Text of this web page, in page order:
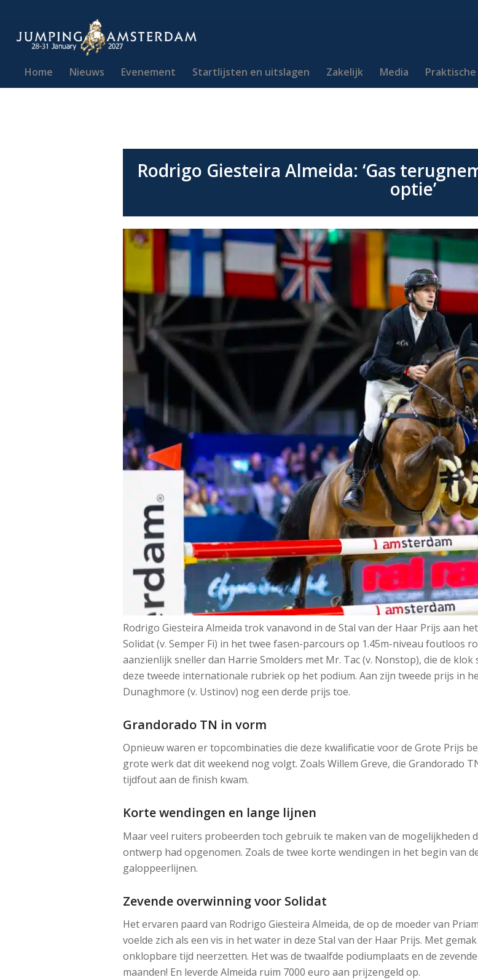
Home Nieuws Evenement Startlijsten en uitslagen Zakelijk Media
Rodrigo Giesteira Almeida: ‘Gas
optie’
Rodrigo Giesteira Almeida trok vanavond in de Stal van der Haar Prijs aan
Solidat (v. Semper Fi) in het twee fasen-parcours op 1.45m-niveau foutloos
aanzienlijk sneller dan Harrie Smolders met Mr. Tac (v. Nonstop), die de
deze tweede internationale rubriek op het podium. Aan zijn tweede prijs in
Dunaghmore (v. Ustinov) nog een derde prijs toe.
Grandorado TN in vorm
Opnieuw waren er topcombinaties die deze kwalificatie voor de Grote Prijs
grote werk dat dit weekend nog volgt. Zoals Willem Greve, die Grandorado
tijdfout aan de finish kwam.
Korte wendingen en lange lijnen
Maar veel ruiters probeerden toch gebruik te maken van de mogelijkheden
ontwerp had opgenomen. Zoals de twee korte wendingen in het begin van
galoppeerlijnen.
Zevende overwinning voor Solidat
Het ervaren paard van Rodrigo Giesteira Almeida, de op de moeder van
voelde zich als een vis in het water in deze Stal van der Haar Prijs. Met
onklopbare tijd neerzetten. Het was de twaalfde podiumplaats en de
maanden! En leverde Almeida ruim 7000 euro aan prijzengeld op.